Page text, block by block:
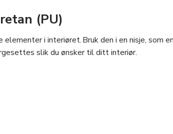
(PU)
i interiøret. Bruk den i en nisje, som
slik du ønsker til ditt interiør.